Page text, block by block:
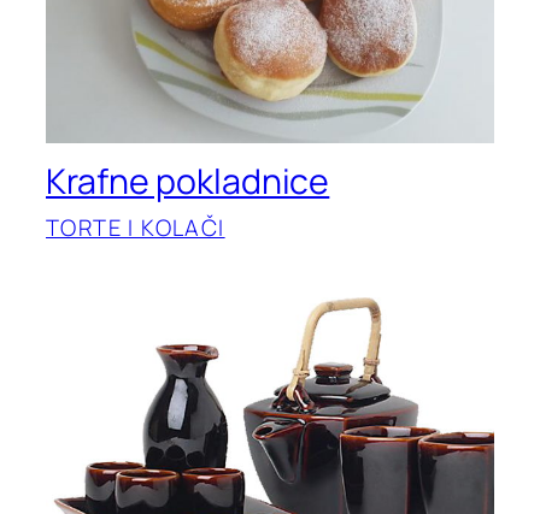
Krafne pokladnice
TORTE I KOLAČI